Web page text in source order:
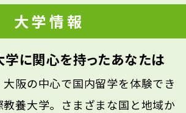
大学情報
に関心を持ったあなたは
阪の中心で国内留学を体験でき
養大学。さまざまな国と地域か